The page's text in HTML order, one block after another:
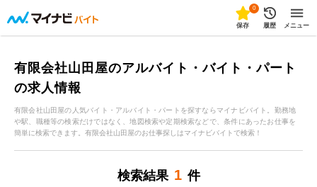
0
保存 履歴 メニュー
有限会社山田屋のアルバイト・バイト・パート
の求人情報
有限会社山田屋の人気バイト・アルバイト・パートを探すならマイナビバイト。勤務地
や駅、職種等の検索だけではなく、地図検索や定期検索などで、条件にあったお仕事を
簡単に検索できます。有限会社山田屋のお仕事探しはマイナビバイトで検索！
検索結果 1 件